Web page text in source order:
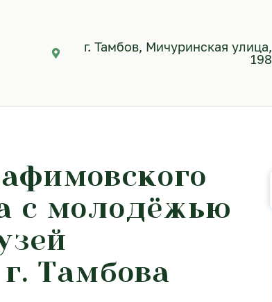
г. Тамбов, Мичуринская улица,
198
с молодёжью
Тамбова